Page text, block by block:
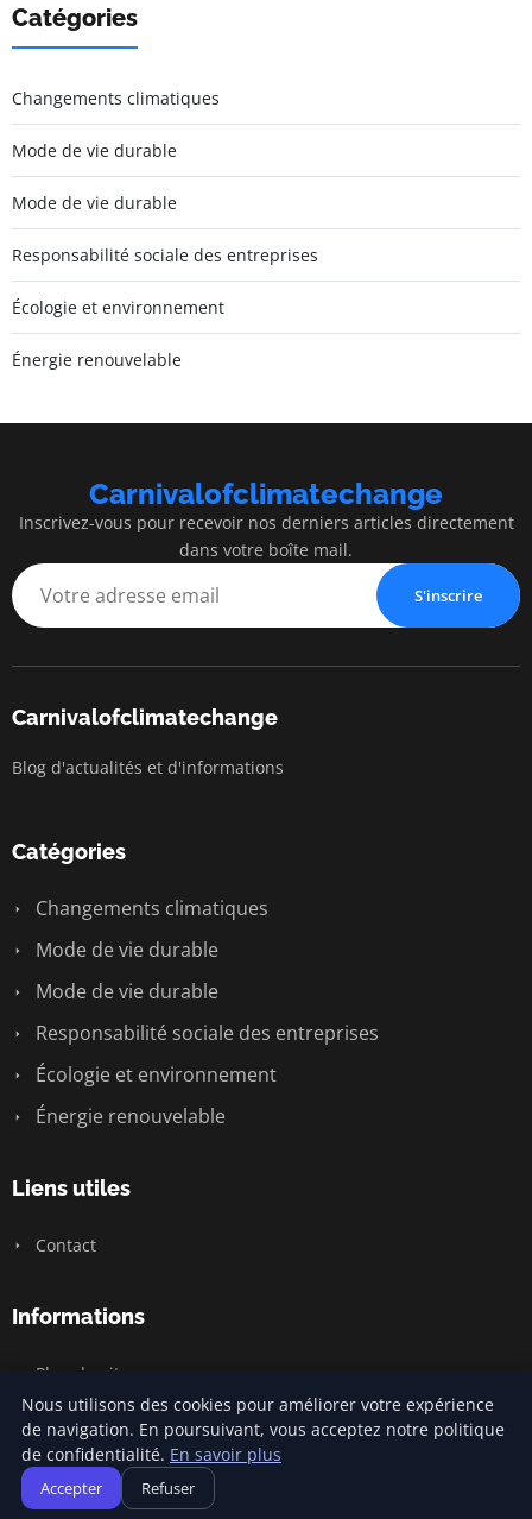
Catégories
Changements climatiques
Mode de vie durable
Mode de vie durable
Responsabilité sociale des entreprises
Écologie et environnement
Énergie renouvelable
Carnivalofclimatechange
Inscrivez-vous pour recevoir nos derniers articles directement
dans votre boîte mail.
S'inscrire
Carnivalofclimatechange
Blog d'actualités et d'informations
Catégories
Changements climatiques
Mode de vie durable
Mode de vie durable
Responsabilité sociale des entreprises
Écologie et environnement
Énergie renouvelable
Liens utiles
Contact
Informations
Plan du site
© 2026 Carnivalofclimatechange. Tous droits réservés.
Nous utilisons des cookies pour améliorer votre expérience
de navigation. En poursuivant, vous acceptez notre politique
de confidentialité. En savoir plus
Accepter Refuser